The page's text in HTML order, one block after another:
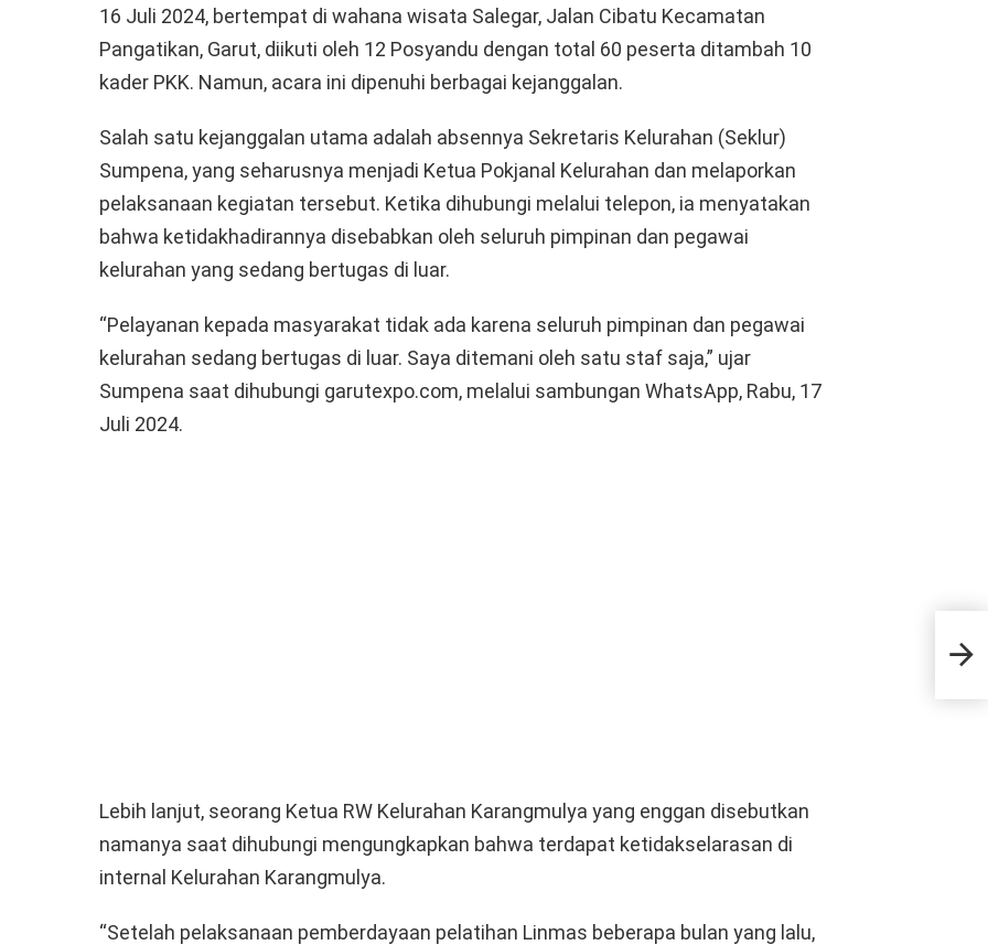
16 Juli 2024, bertempat di wahana wisata Salegar, Jalan Cibatu Kecamatan
Pangatikan, Garut, diikuti oleh 12 Posyandu dengan total 60 peserta ditambah 10
kader PKK. Namun, acara ini dipenuhi berbagai kejanggalan.
Salah satu kejanggalan utama adalah absennya Sekretaris Kelurahan (Seklur)
Sumpena, yang seharusnya menjadi Ketua Pokjanal Kelurahan dan melaporkan
pelaksanaan kegiatan tersebut. Ketika dihubungi melalui telepon, ia menyatakan
bahwa ketidakhadirannya disebabkan oleh seluruh pimpinan dan pegawai
kelurahan yang sedang bertugas di luar.
“Pelayanan kepada masyarakat tidak ada karena seluruh pimpinan dan pegawai
kelurahan sedang bertugas di luar. Saya ditemani oleh satu staf saja,” ujar
Sumpena saat dihubungi garutexpo.com, melalui sambungan WhatsApp, Rabu, 17
Juli 2024.
Lebih lanjut, seorang Ketua RW Kelurahan Karangmulya yang enggan disebutkan
namanya saat dihubungi mengungkapkan bahwa terdapat ketidakselarasan di
internal Kelurahan Karangmulya.
“Setelah pelaksanaan pemberdayaan pelatihan Linmas beberapa bulan yang lalu,